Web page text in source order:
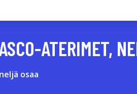
ATERIMET,
osaa